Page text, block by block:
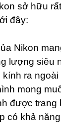
sở hữu
đây:
Nikon
lượng siêu
ra
mong
được trang
có khả